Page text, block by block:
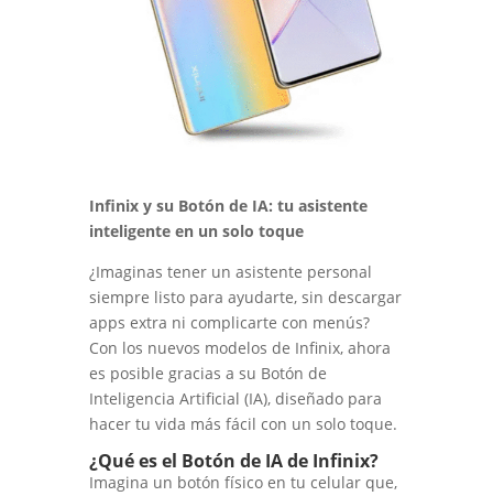
Infinix y su Botón de IA: tu asistente
inteligente en un solo toque
¿Imaginas tener un asistente personal
siempre listo para ayudarte, sin descargar
apps extra ni complicarte con menús?
Con los nuevos modelos de Infinix, ahora
es posible gracias a su Botón de
Inteligencia Artificial (IA), diseñado para
hacer tu vida más fácil con un solo toque.
¿Qué es el Botón de IA de Infinix?
Imagina un botón físico en tu celular que,